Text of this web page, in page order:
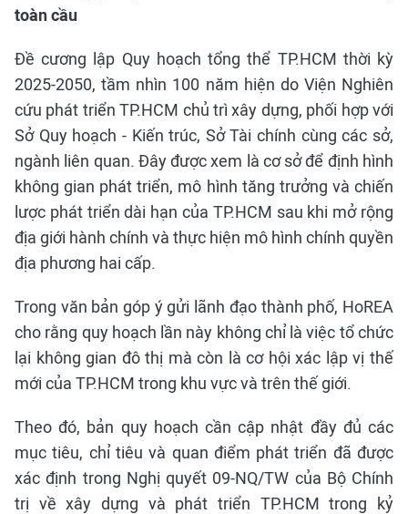
toàn cầu
Đề cương lập Quy hoạch tổng thể TP.HCM thời kỳ
2025-2050, tầm nhìn 100 năm hiện do Viện Nghiên
cứu phát triển TP.HCM chủ trì xây dựng, phối hợp với
Sở Quy hoạch - Kiến trúc, Sở Tài chính cùng các sở,
ngành liên quan. Đây được xem là cơ sở để định hình
không gian phát triển, mô hình tăng trưởng và chiến
lược phát triển dài hạn của TP.HCM sau khi mở rộng
địa giới hành chính và thực hiện mô hình chính quyền
địa phương hai cấp.
Trong văn bản góp ý gửi lãnh đạo thành phố, HoREA
cho rằng quy hoạch lần này không chỉ là việc tổ chức
lại không gian đô thị mà còn là cơ hội xác lập vị thế
mới của TP.HCM trong khu vực và trên thế giới.
Theo đó, bản quy hoạch cần cập nhật đầy đủ các
mục tiêu, chỉ tiêu và quan điểm phát triển đã được
xác định trong Nghị quyết 09-NQ/TW của Bộ Chính
trị về xây dựng và phát triển TP.HCM trong kỷ